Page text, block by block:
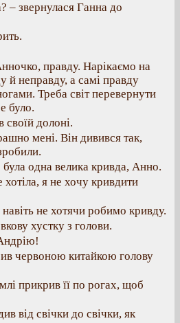
– звернулася Ганна до
правду. Нарікаємо на
й неправду, а самі правду
Треба світ перевернути
було.
своїй долоні.
мені. Він дивився так,
одна велика кривда, Анно.
я не хочу кривдити
не хотячи робимо кривду.
хустку з голови.
червоною китайкою голову
прикрив її по рогах, щоб
від свічки до свічки, як